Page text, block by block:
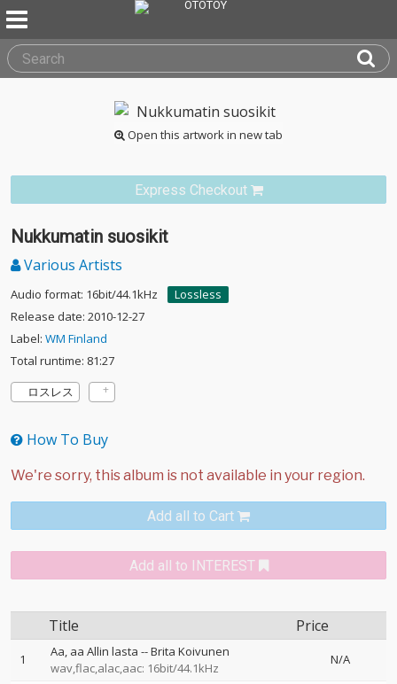
Open this artwork in new tab
Express Checkout
Nukkumatin suosikit
Various Artists
Audio format: 16bit/44.1kHz
Lossless
Release date: 2010-12-27
Label: WM Finland
Total runtime: 81:27
ロスレス
How To Buy
Add all to Cart
Add all to INTEREST
Title Price
1 Aa, aa Allin lasta --Brita Koivunen
wav,flac,alac,aac: 16bit/44.1kHz
N/A